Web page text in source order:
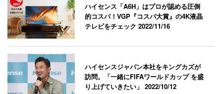
ハイセンス「A6H」はプロが認める圧倒
的コスパ！VGP『コスパ大賞』の4K液晶
テレビをチェック2022/11/16
ハイセンスジャパン本社をキングカズが
訪問。「一緒にFIFAワールドカップ を盛
り上げていきたい」2022/10/12